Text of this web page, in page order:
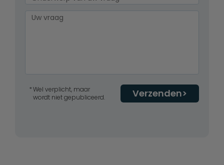
Verzenden
Wel verplicht, maar
wordt niet gepubliceerd.